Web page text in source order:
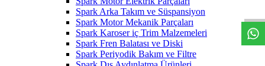
Spark Arka Takım ve Süspansiyon
Spark Motor Mekanik Parçaları
Spark Karoser iç Trim Malzemeleri
Spark Fren Balatası ve Diski
Spark Periyodik Bakım ve Filtre